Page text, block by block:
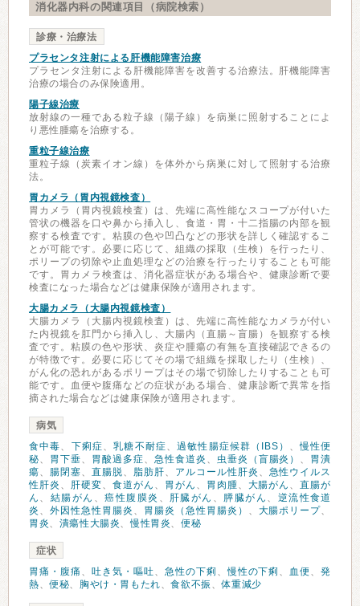
消化器内科の関連項目（病院検索）
診療・治療法
プラセンタ注射による肝機能障害治療
プラセンタ注射による肝機能障害を改善する治療法。肝機能障害
治療の場合のみ保険適用。
陽子線治療
放射線の一種である粒子線（陽子線）を病巣に照射することによ
り悪性腫瘍を治療する。
重粒子線治療
重粒子線（炭素イオン線）を体外から病巣に対して照射する治療
法。
胃カメラ（胃内視鏡検査）
胃カメラ（胃内視鏡検査）は、先端に高性能なスコープが付いた
管状の機器を口や鼻から挿入し、食道・胃・十二指腸の内部を観
察する検査です。粘膜の色や凹凸などの形状を詳しく確認するこ
とが可能です。必要に応じて、組織の採取（生検）を行ったり、
ポリープの切除や止血処理などの治療を行ったりすることも可能
です。胃カメラ検査は、消化器症状がある場合や、健康診断で要
検査になった場合などは健康保険が適用されます。
大腸カメラ（大腸内視鏡検査）
大腸カメラ（大腸内視鏡検査）は、先端に高性能なカメラが付い
た内視鏡を肛門から挿入し、大腸内（直腸～盲腸）を観察する検
査です。粘膜の色や形状、炎症や腫瘍の有無を直接確認できるの
が特徴です。必要に応じてその場で組織を採取したり（生検）、
がん化の恐れがあるポリープはその場で切除したりすることも可
能です。血便や腹痛などの症状がある場合、健康診断で異常を指
摘された場合などは健康保険が適用されます。
病気
食中毒、 下痢症、乳糖不耐症、過敏性腸症候群（IBS） 、慢性便
秘、 胃下垂、 胃酸過多症、 急性食道炎 、 虫垂炎（盲腸炎） 、 胃潰
瘍、 腸閉塞、 直腸脱、 脂肪肝、 アルコール性肝炎 、 急性ウイルス
性肝炎 、 肝硬変、 食道がん 、 胃がん 、 胃肉腫、 大腸がん 、直腸が
ん 、 結腸がん 、癌性腹膜炎 、 肝臓がん 、 膵臓がん 、 逆流性食道
炎 、 外因性急性胃腸炎 、 胃腸炎（急性胃腸炎） 、 大腸ポリープ、
胃炎、 潰瘍性大腸炎、慢性胃炎、便秘
症状
胃痛・腹痛 、 吐き気・嘔吐、 急性の下痢 、慢性の下痢 、 血便、発
熱、便秘、 胸やけ・胃もたれ、食欲不振 、体重減少